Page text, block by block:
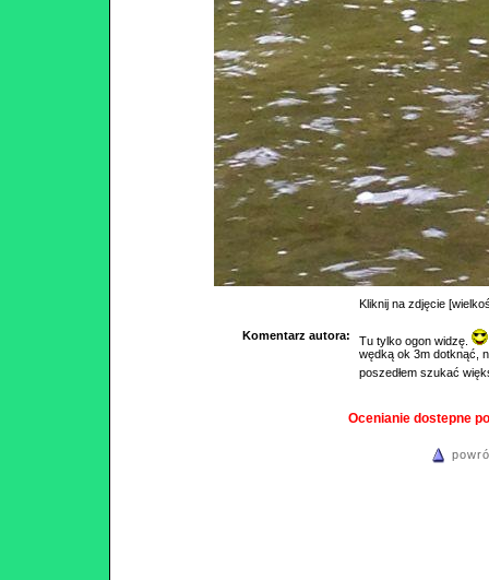
Kliknij na zdjęcie
Komentarz autora:
Tu tylko ogon widzę.
wędką ok 3m dotknąć,
poszedłem szukać
Ocenianie dostepne